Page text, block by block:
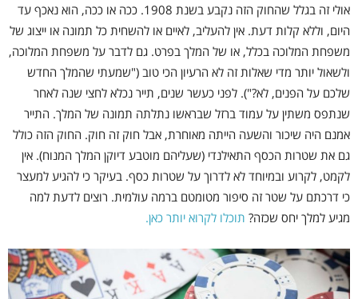
אולי זה בגלל שהחוק הזה נקבע בשנת 1908. ככה או ככה, הוא נאכף עד
היום, וללא קלות דעת. אין להעליב, לאיים או להשחית כל תמונה או ייצוג של
משפחת המלוכה בכלל, או של המלך בפרט. גם לדבר על משפחת המלוכה,
ולשאול יותר מדי שאלות זה לא הרעיון הכי טוב ("שמעתי שהמלך החדש
שלכם על הפנים, לא?"). לפני כעשר שנים, תייר נכלא לחצי שנה לאחר
שנתפס משתין על עמוד ברזל שבראשו נתלתה תמונה של המלך. התייר
אמנם היה שיכור והשעה הייתה מאוחרת, אבל חוק זה חוק. החוק הזה כולל
גם את שטרות הכסף התאילנדי (שעליהם מוטבע דיוקן המלך המנוח). אין
לקמט, לקרוע ובמיוחד לא לדרוך על שטרות כסף. בעיקר כי להגיע למעצר
כי דרכתם על שטר זה סיפור מטומטם ברמה עולמית. רוצים לדעת למה
מגיע למלך יחס שכזה? תוכלו לקרוא יותר כאן.